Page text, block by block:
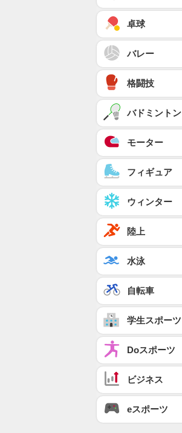
卓球
バレー
格闘技
バドミントン
モーター
フィギュア
ウィンター
陸上
水泳
自転車
学生スポーツ
Doスポーツ
ビジネス
eスポーツ